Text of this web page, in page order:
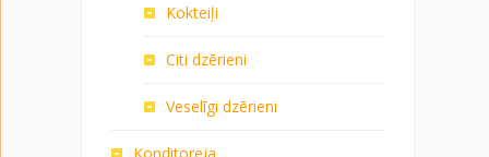
Kokteiļi
Citi dzērieni
Veselīgi dzērieni